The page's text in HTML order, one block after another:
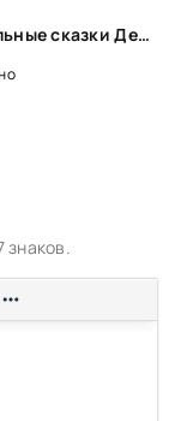
Колыбельные сказки Дедушки Дрёмы (7 книг)